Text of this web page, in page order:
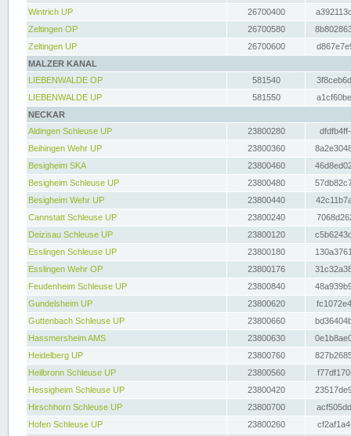
Wintrich UP
26700400
Zeltingen OP
26700580
Zeltingen UP
26700600
MALZER KANAL
LIEBENWALDE OP
581540
LIEBENWALDE UP
581550
NECKAR
Aldingen Schleuse UP
23800280
Beihingen Wehr UP
23800360
Besigheim SKA
23800460
Besigheim Schleuse UP
23800480
Besigheim Wehr UP
23800440
Cannstatt Schleuse UP
23800240
Deizisau Schleuse UP
23800120
Esslingen Schleuse UP
23800180
Esslingen Wehr OP
23800176
Feudenheim Schleuse UP
23800840
Gundelsheim UP
23800620
Guttenbach Schleuse UP
23800660
Hassmersheim AMS
23800630
Heidelberg UP
23800760
Heilbronn Schleuse UP
23800560
Hessigheim Schleuse UP
23800420
Hirschhorn Schleuse UP
23800700
Hofen Schleuse UP
23800260